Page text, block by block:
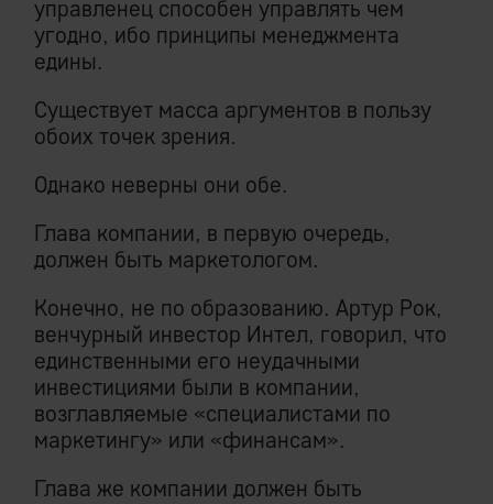
управленец способен управлять чем
угодно, ибо принципы менеджмента
едины.
Существует масса аргументов в пользу
обоих точек зрения.
Однако неверны они обе.
Глава компании, в первую очередь,
должен быть маркетологом.
Конечно, не по образованию. Артур Рок,
венчурный инвестор Интел, говорил, что
единственными его неудачными
инвестициями были в компании,
возглавляемые «специалистами по
маркетингу» или «финансам».
Глава же компании должен быть